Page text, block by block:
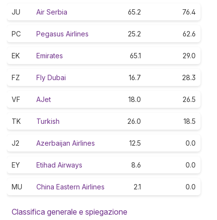
JU Air Serbia 65.2 76.4
PC Pegasus Airlines 25.2 62.6
EK Emirates 65.1 29.0
FZ Fly Dubai 16.7 28.3
VF AJet 18.0 26.5
TK Turkish 26.0 18.5
J2 Azerbaijan Airlines 12.5 0.0
EY Etihad Airways 8.6 0.0
MU China Eastern Airlines 2.1 0.0
Classifica generale e spiegazione